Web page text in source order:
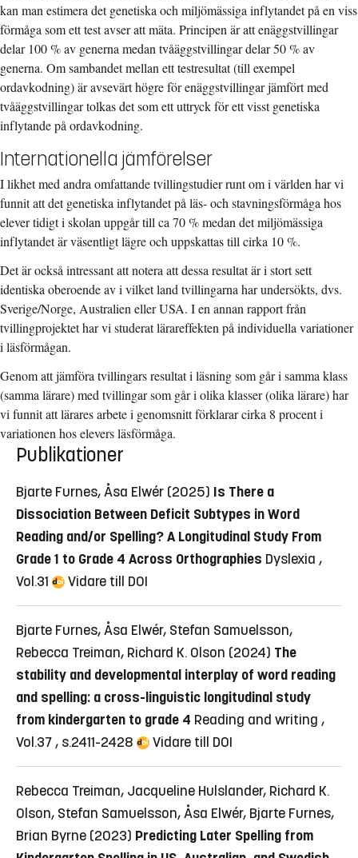
kan man estimera det genetiska och miljömässiga inflytandet på en viss
förmåga som ett test avser att mäta. Principen är att enäggstvillingar
delar 100 % av generna medan tvåäggstvillingar delar 50 % av
generna. Om sambandet mellan ett testresultat (till exempel
ordavkodning) är avsevärt högre för enäggstvillingar jämfört med
tvåäggstvillingar tolkas det som ett uttryck för ett visst genetiska
inflytande på ordavkodning.
Internationella jämförelser
I likhet med andra omfattande tvillingstudier runt om i världen har vi
funnit att det genetiska inflytandet på läs- och stavningsförmåga hos
elever tidigt i skolan uppgår till ca 70 % medan det miljömässiga
inflytandet är väsentligt lägre och uppskattas till cirka 10 %.
Det är också intressant att notera att dessa resultat är i stort sett
identiska oberoende av i vilket land tvillingarna har undersökts, dvs.
Sverige/Norge, Australien eller USA. I en annan rapport från
tvillingprojektet har vi studerat lärareffekten på individuella variationer
i läsförmågan.
Genom att jämföra tvillingars resultat i läsning som går i samma klass
(samma lärare) med tvillingar som går i olika klasser (olika lärare) har
vi funnit att lärares arbete i genomsnitt förklarar cirka 8 procent i
variationen hos elevers läsförmåga.
Publikationer
Bjarte Furnes, Åsa Elwér (2025) Is There a
Dissociation Between Deficit Subtypes in Word
Reading and/or Spelling? A Longitudinal Study From
Grade 1 to Grade 4 Across Orthographies Dyslexia ,
Vol.31
Vidare till DOI
Bjarte Furnes, Åsa Elwér, Stefan Samuelsson,
Rebecca Treiman, Richard K. Olson (2024) The
stability and developmental interplay of word reading
and spelling: a cross-linguistic longitudinal study
from kindergarten to grade 4 Reading and writing ,
Vol.37 , s.2411-2428
Vidare till DOI
Rebecca Treiman, Jacqueline Hulslander, Richard K.
Olson, Stefan Samuelsson, Åsa Elwér, Bjarte Furnes,
Brian Byrne (2023) Predicting Later Spelling from